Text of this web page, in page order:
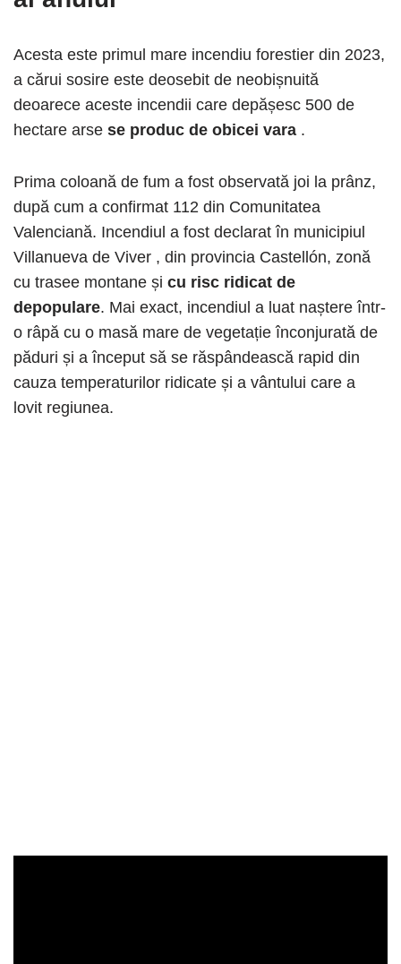
Acesta este primul mare incendiu forestier din 2023,
a cărui sosire este deosebit de neobișnuită
deoarece aceste incendii care depășesc 500 de
hectare arse se produc de obicei vara .
Prima coloană de fum a fost observată joi la prânz,
după cum a confirmat 112 din Comunitatea
Valenciană. Incendiul a fost declarat în municipiul
Villanueva de Viver , din provincia Castellón, zonă
cu trasee montane și cu risc ridicat de
depopulare. Mai exact, incendiul a luat naștere într-
o râpă cu o masă mare de vegetație înconjurată de
păduri și a început să se răspândească rapid din
cauza temperaturilor ridicate și a vântului care a
lovit regiunea.